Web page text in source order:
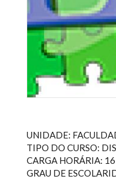
UNIDADE:
TIPO DO CURSO:
CARGA HORÁRIA:
GRAU DE